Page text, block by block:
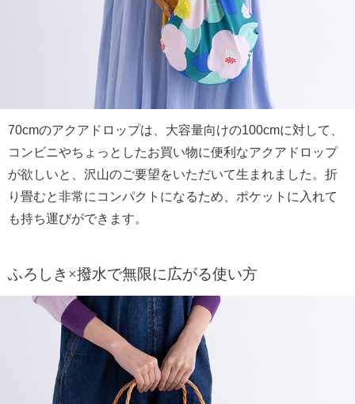
70cmのアクアドロップは、大容量向けの100cmに対して、
コンビニやちょっとしたお買い物に便利なアクアドロップ
が欲しいと、沢山のご要望をいただいて生まれました。折
り畳むと非常にコンパクトになるため、ポケットに入れて
も持ち運びができます。
ふろしき×撥水で無限に広がる使い方